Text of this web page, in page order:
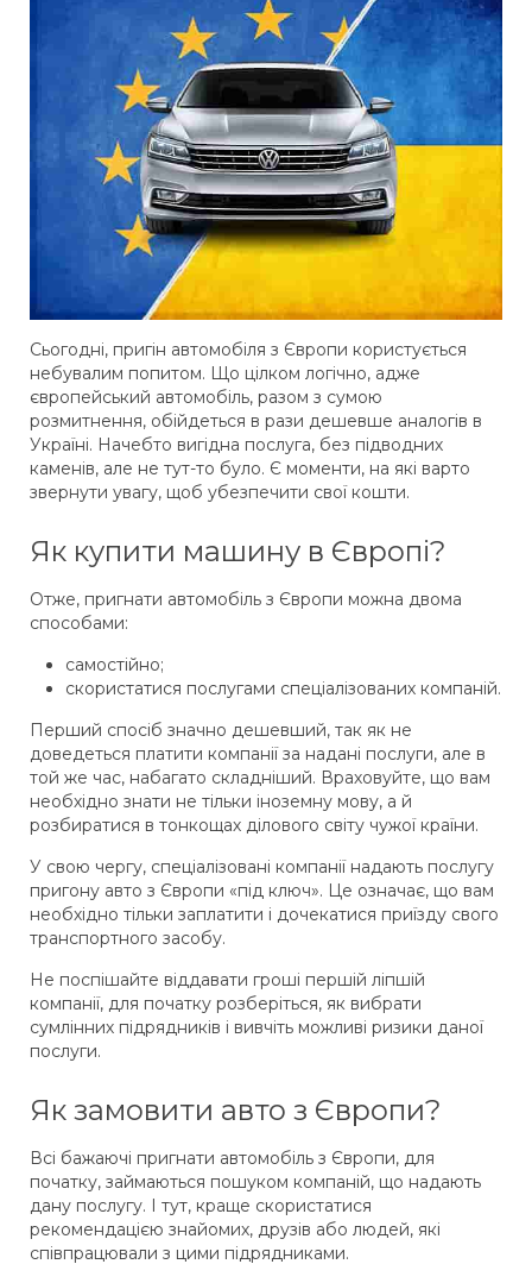
Сьогодні, пригін автомобіля з Європи користується
небувалим попитом. Що цілком логічно, адже
європейський автомобіль, разом з сумою
розмитнення, обійдеться в рази дешевше аналогів в
Україні. Начебто вигідна послуга, без підводних
каменів, але не тут-то було. Є моменти, на які варто
звернути увагу, щоб убезпечити свої кошти.
Як купити машину в Європі?
Отже, пригнати автомобіль з Європи можна двома
способами:
самостійно;
скористатися послугами спеціалізованих компаній.
Перший спосіб значно дешевший, так як не
доведеться платити компанії за надані послуги, але в
той же час, набагато складніший. Враховуйте, що вам
необхідно знати не тільки іноземну мову, а й
розбиратися в тонкощах ділового світу чужої країни.
У свою чергу, спеціалізовані компанії надають послугу
пригону авто з Європи «під ключ». Це означає, що вам
необхідно тільки заплатити і дочекатися приїзду свого
транспортного засобу.
Не поспішайте віддавати гроші першій ліпшій
компанії, для початку розберіться, як вибрати
сумлінних підрядників і вивчіть можливі ризики даної
послуги.
Як замовити авто з Європи?
Всі бажаючі пригнати автомобіль з Європи, для
початку, займаються пошуком компаній, що надають
дану послугу. І тут, краще скористатися
рекомендацією знайомих, друзів або людей, які
співпрацювали з цими підрядниками.